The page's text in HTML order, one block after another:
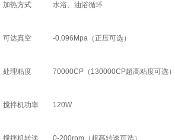
加热方式 水浴、油浴循环
可达真空 -0.096Mpa（正压可选）
处理粘度 70000CP（130000CP超高粘度可选）
搅拌机功率 120W
搅拌机转速 0-200rpm（超高转速可选）